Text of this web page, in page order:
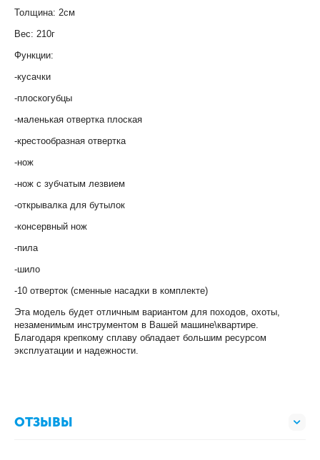
Толщина: 2см
Вес: 210г
Функции:
-кусачки
-плоскогубцы
-маленькая отвертка плоская
-крестообразная отвертка
-нож
-нож с зубчатым лезвием
-открывалка для бутылок
-консервный нож
-пила
-шило
-10 отверток (сменные насадки в комплекте)
Эта модель будет отличным вариантом для походов, охоты,
незаменимым инструментом в Вашей машине\квартире.
Благодаря крепкому сплаву обладает большим ресурсом
эксплуатации и надежности.
ОТЗЫВЫ